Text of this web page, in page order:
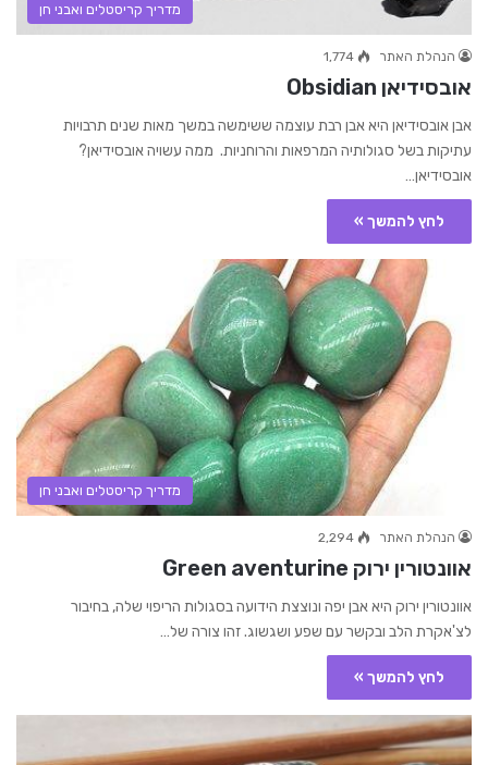
מדריך קריסטלים ואבני חן
הנהלת האתר 1,774
אובסידיאן Obsidian
אבן אובסידיאן היא אבן רבת עוצמה ששימשה במשך מאות שנים תרבויות
עתיקות בשל סגולותיה המרפאות והרוחניות. ממה עשויה אובסידיאן?
אובסידיאן…
לחץ להמשך »
מדריך קריסטלים ואבני חן
הנהלת האתר 2,294
אוונטורין ירוק Green aventurine
אוונטורין ירוק היא אבן יפה ונוצצת הידועה בסגולות הריפוי שלה, בחיבור
לצ'אקרת הלב ובקשר עם שפע ושגשוג. זהו צורה של…
לחץ להמשך »